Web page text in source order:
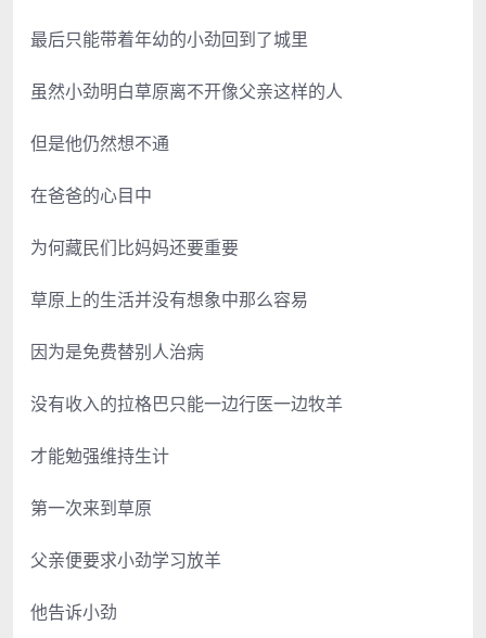
最后只能带着年幼的小劲回到了城里
虽然小劲明白草原离不开像父亲这样的人
但是他仍然想不通
在爸爸的心目中
为何藏民们比妈妈还要重要
草原上的生活并没有想象中那么容易
因为是免费替别人治病
没有收入的拉格巴只能一边行医一边牧羊
才能勉强维持生计
第一次来到草原
父亲便要求小劲学习放羊
他告诉小劲